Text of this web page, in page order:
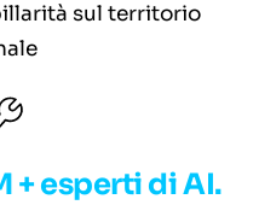
sul territorio
+ esperti di AI.